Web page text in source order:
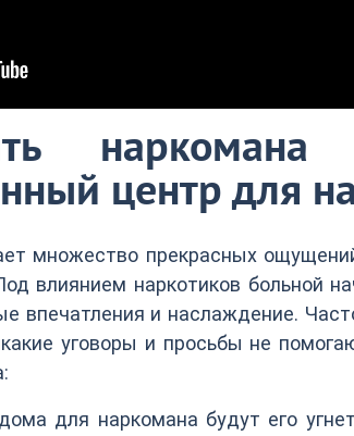
наркомана
центр для
множество прекрасных
влиянием наркотиков больной
впечатления и наслаждение.
уговоры и просьбы не
для наркомана будут его